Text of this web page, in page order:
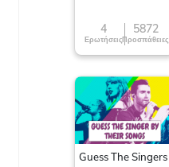
4
Ερωτήσεις
5872
Προσπάθειες
Guess The Singers